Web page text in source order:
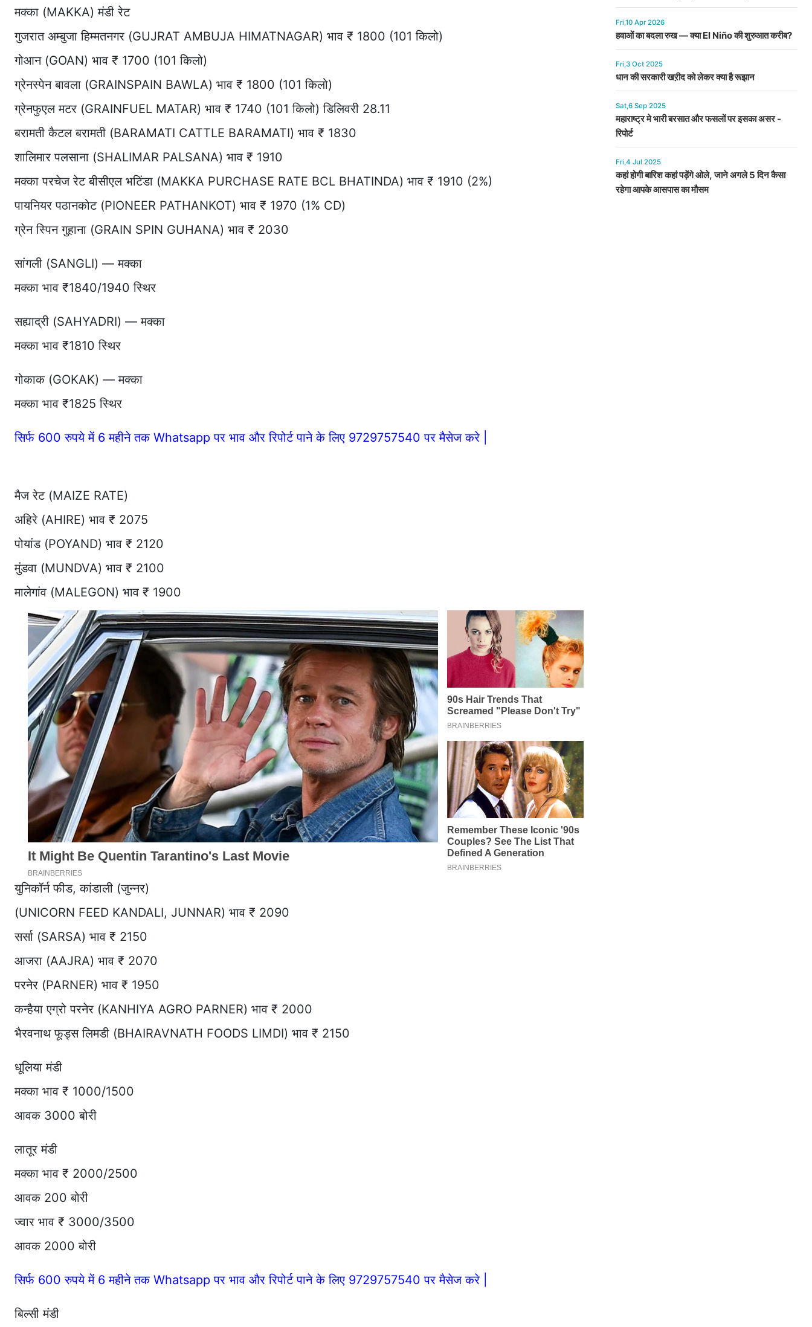
मक्का (MAKKA) मंडी रेट
गुजरात अम्बुजा हिम्मतनगर (GUJRAT AMBUJA HIMATNAGAR) भाव ₹ 1800 (101 किलो)
गोआन (GOAN) भाव ₹ 1700 (101 किलो)
ग्रेनस्पेन बावला (GRAINSPAIN BAWLA) भाव ₹ 1800 (101 किलो)
ग्रेनफुएल मटर (GRAINFUEL MATAR) भाव ₹ 1740 (101 किलो) डिलिवरी 28.11
बरामती कैटल बरामती (BARAMATI CATTLE BARAMATI) भाव ₹ 1830
शालिमार पलसाना (SHALIMAR PALSANA) भाव ₹ 1910
मक्का परचेज रेट बीसीएल भटिंडा (MAKKA PURCHASE RATE BCL BHATINDA) भाव ₹ 1910 (2%)
पायनियर पठानकोट (PIONEER PATHANKOT) भाव ₹ 1970 (1% CD)
ग्रेन स्पिन गुहाना (GRAIN SPIN GUHANA) भाव ₹ 2030
सांगली (SANGLI) — मक्का
मक्का भाव ₹1840/1940 स्थिर
सह्याद्री (SAHYADRI) — मक्का
मक्का भाव ₹1810 स्थिर
गोकाक (GOKAK) — मक्का
मक्का भाव ₹1825 स्थिर
सिर्फ 600 रुपये में 6 महीने तक Whatsapp पर भाव और रिपोर्ट पाने के लिए 9729757540 पर मैसेज करे |
मैज रेट (MAIZE RATE)
अहिरे (AHIRE) भाव ₹ 2075
पोयांड (POYAND) भाव ₹ 2120
मुंडवा (MUNDVA) भाव ₹ 2100
मालेगांव (MALEGON) भाव ₹ 1900
युनिकॉर्न फीड, कांडाली (जुन्नर)
(UNICORN FEED KANDALI, JUNNAR) भाव ₹ 2090
सर्सा (SARSA) भाव ₹ 2150
आजरा (AAJRA) भाव ₹ 2070
परनेर (PARNER) भाव ₹ 1950
कन्हैया एग्रो परनेर (KANHIYA AGRO PARNER) भाव ₹ 2000
भैरवनाथ फूड्स लिमडी (BHAIRAVNATH FOODS LIMDI) भाव ₹ 2150
धूलिया मंडी
मक्का भाव ₹ 1000/1500
आवक 3000 बोरी
लातूर मंडी
मक्का भाव ₹ 2000/2500
आवक 200 बोरी
ज्वार भाव ₹ 3000/3500
आवक 2000 बोरी
सिर्फ 600 रुपये में 6 महीने तक Whatsapp पर भाव और रिपोर्ट पाने के लिए 9729757540 पर मैसेज करे |
बिल्सी मंडी
Fri,10 Apr 2026
हवाओं का बदला रुख — क्या El Niño की शुरुआत करीब?
Fri,3 Oct 2025
धान की सरकारी खऱीद को लेकर क्या है रूझान
Sat,6 Sep 2025
महाराष्ट्र मे भारी बरसात और फसलों पर इसका असर -
रिपोर्ट
Fri,4 Jul 2025
कहां होगी बारिश कहां पड़ेंगे ओले, जाने अगले 5 दिन कैसा
रहेगा आपके आसपास का मौसम